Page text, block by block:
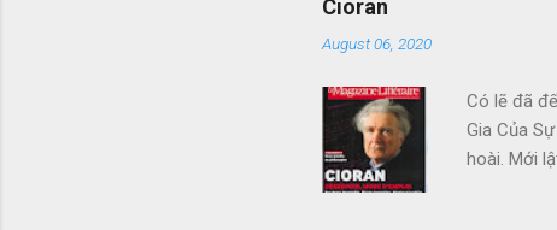
Cioran
August 06, 2020
Có lẽ đã
Gia Của
hoài. Mới
em bỏ, bị